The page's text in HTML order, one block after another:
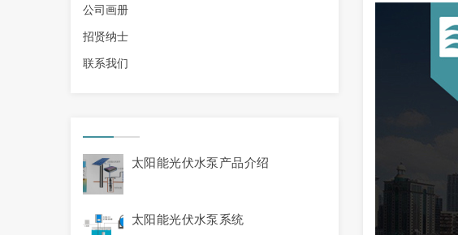
公司画册
招贤纳士
联系我们
太阳能光伏水泵产品介绍
太阳能光伏水泵系统